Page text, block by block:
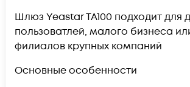
Шлюз Yeastar TA100 подходит для
пользоватлей, малого бизнеса
филиалов крупных компаний
Основные особенности